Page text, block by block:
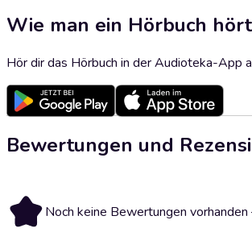
Wie man ein Hörbuch hört
Hör dir das Hörbuch in der Audioteka-App
Bewertungen und
Noch keine Bewertungen vorhanden